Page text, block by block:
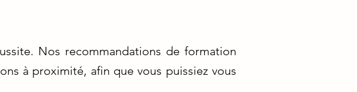
Nos recommandations de formation
à proximité, afin que vous puissiez vous